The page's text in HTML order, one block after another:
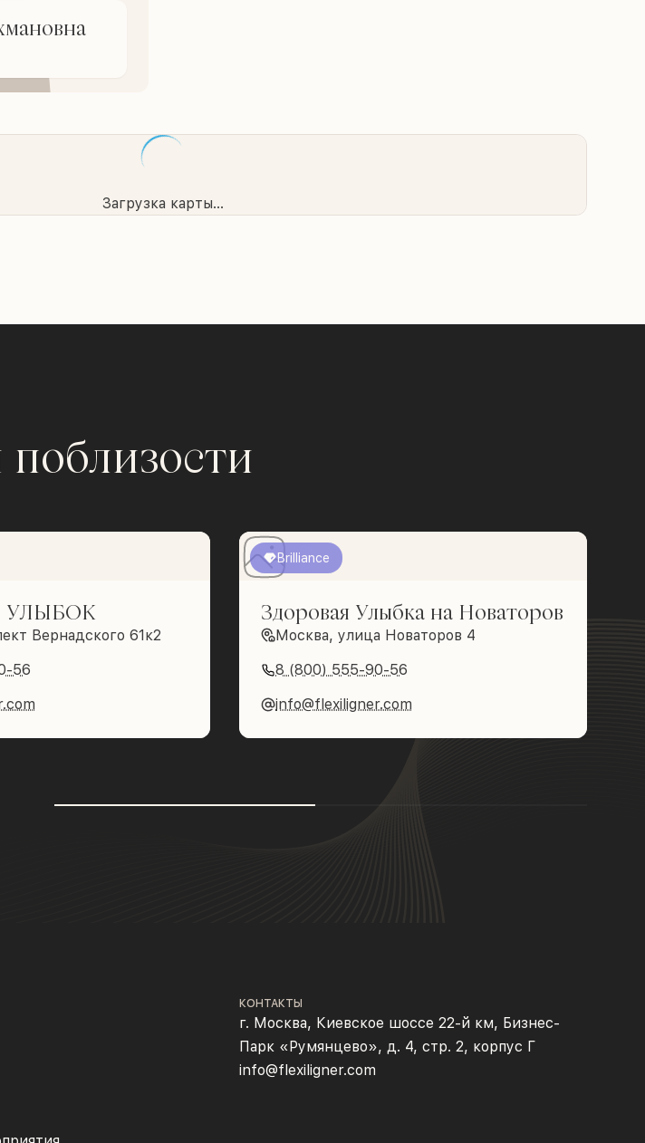
Загрузка карты...
УЛЫБОК
Вернадского 61к2
56
Brilliance
Здоровая Улыбка на Новаторов
Москва, улица Новаторов 4
8 (800) 555-90-56
info@flexiligner.com
КОНТАКТЫ
г. Москва, Киевское шоссе 22-й км, Бизнес-
Парк «Румянцево», д. 4, стр. 2, корпус Г
info@flexiligner.com